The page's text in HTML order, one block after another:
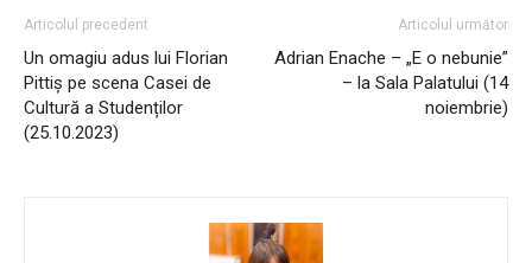
Articolul precedent
Un omagiu adus lui Florian
Pittiș pe scena Casei de
Cultură a Studenților
(25.10.2023)
Articolul următor
Adrian Enache – „E o nebunie”
– la Sala Palatului (14
noiembrie)